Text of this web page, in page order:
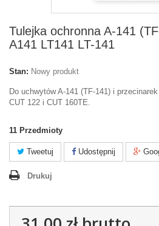
Tulejka ochronna A-141
A141 LT141 LT-141
Stan: Nowy produkt
Do uchwytów A-141 (TF-141) i
CUT 122 i CUT 160TE.
11 Przedmioty
Tweetuj Udostępnij
Drukuj